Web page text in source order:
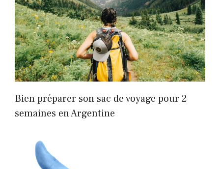
Bien préparer son sac de voyage pour 2
semaines en Argentine